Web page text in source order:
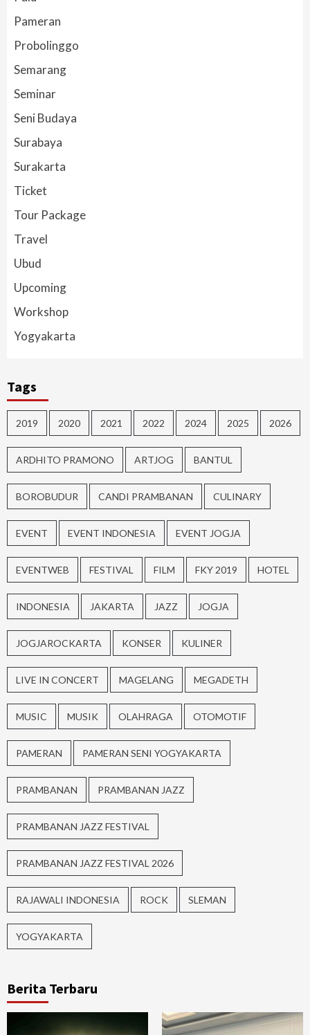
Pameran
Probolinggo
Semarang
Seminar
Seni Budaya
Surabaya
Surakarta
Ticket
Tour Package
Travel
Ubud
Upcoming
Workshop
Yogyakarta
Tags
2019 2020 2021 2022 2024 2025 2026
ARDHITO PRAMONO ARTJOG BANTUL
BOROBUDUR CANDI PRAMBANAN CULINARY
EVENT EVENT INDONESIA EVENT JOGJA
EVENTWEB FESTIVAL FILM FKY 2019 HOTEL
INDONESIA JAKARTA JAZZ JOGJA
JOGJAROCKARTA KONSER KULINER
LIVE IN CONCERT MAGELANG MEGADETH
MUSIC MUSIK OLAHRAGA OTOMOTIF
PAMERAN PAMERAN SENI YOGYAKARTA
PRAMBANAN PRAMBANAN JAZZ
PRAMBANAN JAZZ FESTIVAL
PRAMBANAN JAZZ FESTIVAL 2026
RAJAWALI INDONESIA ROCK SLEMAN
YOGYAKARTA
Berita Terbaru